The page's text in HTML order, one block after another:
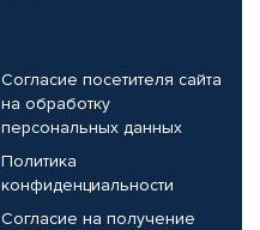
Согласие посетителя сайта
на обработку
персональных данных
Политика
конфиденциальности
Согласие на получение